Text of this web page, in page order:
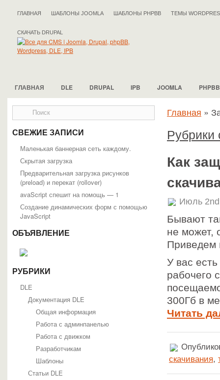
ГЛАВНАЯ ШАБЛОНЫ JOOMLA ШАБЛОНЫ PHPBB ТЕМЫ
СКАЧАТЬ DRUPAL
ГЛАВНАЯ DLE DRUPAL IPB JOOMLA PHPBB
СВЕЖИЕ ЗАПИСИ
Маленькая баннерная сеть каждому.
Скрытая загрузка
Предварительная загрузка рисунков
(preload) и перекат (rollover)
avaScript спешит на помощь — 1
Создание динамических форм с помощью
JavaScript
ОБЪЯВЛЕНИЕ
РУБРИКИ
DLE
Документация DLE
Общая информация
Работа с админпанелью
Работа с движком
Разработчикам
Шаблоны
Статьи DLE
Главная »
Рубрики
Как
Июль
Бывают
не может,
Приведем
У вас
рабочего
300Гб в
Читать
скачивания,